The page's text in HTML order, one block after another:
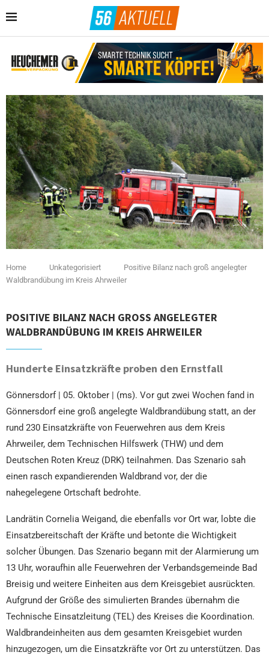
Home Unkategorisiert
Positive Bilanz nach groß angelegter
Waldbrandübung im Kreis Ahrweiler
POSITIVE BILANZ NACH GROSS ANGELEGTER W
ALDBRANDÜBUNG IM KREIS AHRWEILER
Hunderte Einsatzkräfte proben den Ernstfall
Gönnersdorf | 05. Oktober | (ms). Vor gut zwei Wochen fand in
Gönnersdorf eine groß angelegte Waldbrandübung statt, an der
rund 230 Einsatzkräfte von Feuerwehren aus dem Kreis
Ahrweiler, dem Technischen Hilfswerk (THW) und dem
Deutschen Roten Kreuz (DRK) teilnahmen. Das Szenario sah
einen rasch expandierenden Waldbrand vor, der die
nahegelegene Ortschaft bedrohte.
Landrätin Cornelia Weigand, die ebenfalls vor Ort war, lobte die
Einsatzbereitschaft der Kräfte und betonte die Wichtigkeit
solcher Übungen. Das Szenario begann mit der Alarmierung um
13 Uhr, woraufhin alle Feuerwehren der Verbandsgemeinde Bad
Breisig und weitere Einheiten aus dem Kreisgebiet ausrückten.
Aufgrund der Größe des simulierten Brandes übernahm die
Technische Einsatzleitung (TEL) des Kreises die Koordination.
Waldbrandeinheiten aus dem gesamten Kreisgebiet wurden
hinzugezogen, um die Einsatzkräfte vor Ort zu unterstützen. Das